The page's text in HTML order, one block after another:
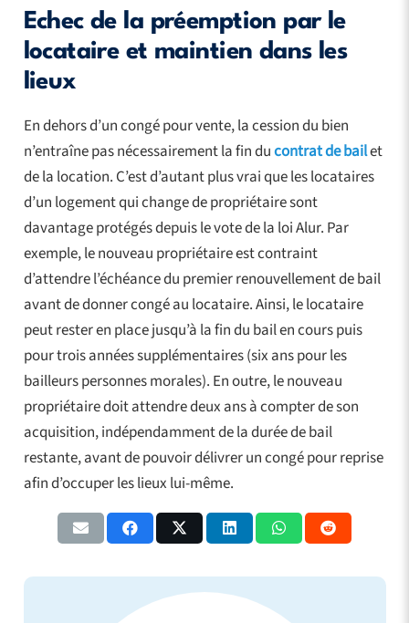
Echec de la préemption par le
locataire et maintien dans les
lieux
En dehors d’un congé pour vente, la cession du bien
n’entraîne pas nécessairement la fin ducontrat de bailet
de la location. C’est d’autant plus vrai que les locataires
d’un logement qui change de propriétaire sont
davantage protégés depuis le vote de la loi Alur. Par
exemple, le nouveau propriétaire est contraint
d’attendre l’échéance du premier renouvellement de bail
avant de donner congé au locataire. Ainsi, le locataire
peut rester en place jusqu’à la fin du bail en cours puis
pour trois années supplémentaires (six ans pour les
bailleurs personnes morales). En outre, le nouveau
propriétaire doit attendre deux ans à compter de son
acquisition, indépendamment de la durée de bail
restante, avant de pouvoir délivrer un congé pour reprise
afin d’occuper les lieux lui-même.